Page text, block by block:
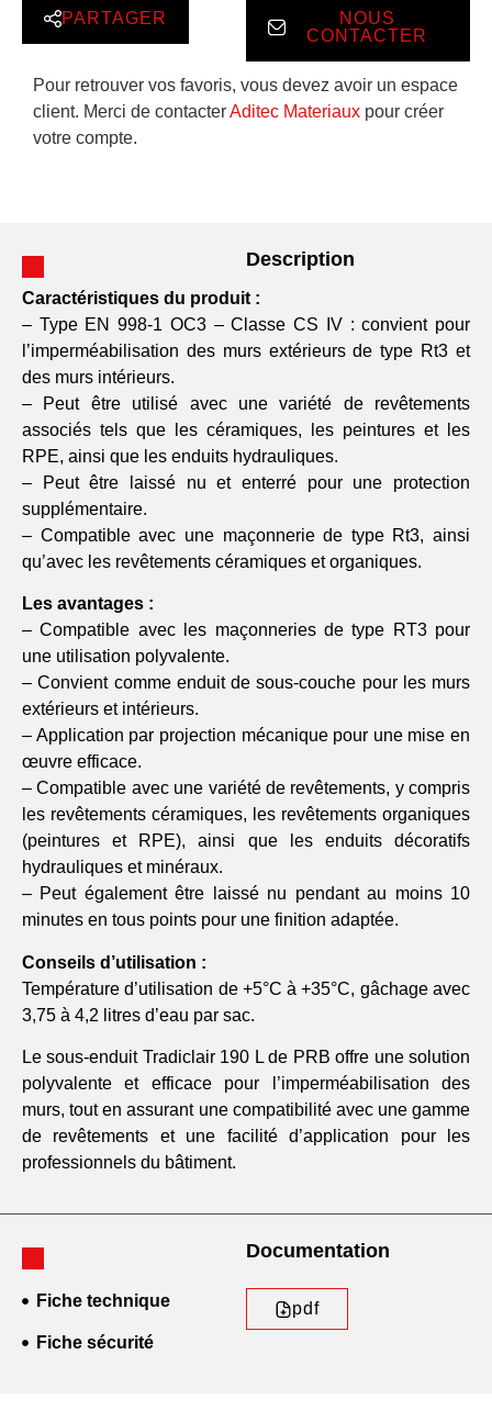
PARTAGER
NOUS
CONTACTER
Pour retrouver vos favoris, vous devez avoir un espace
client. Merci de contacterAditec Materiaux pour créer
votre compte.
Description
Caractéristiques du produit :
– Type EN 998-1 OC3 – Classe CS IV : convient pour
l’imperméabilisation des murs extérieurs de type Rt3 et
des murs intérieurs.
– Peut être utilisé avec une variété de revêtements
associés tels que les céramiques, les peintures et les
RPE, ainsi que les enduits hydrauliques.
– Peut être laissé nu et enterré pour une protection
supplémentaire.
– Compatible avec une maçonnerie de type Rt3, ainsi
qu’avec les revêtements céramiques et organiques.
Les avantages :
– Compatible avec les maçonneries de type RT3 pour
une utilisation polyvalente.
– Convient comme enduit de sous-couche pour les murs
extérieurs et intérieurs.
– Application par projection mécanique pour une mise en
œuvre efficace.
– Compatible avec une variété de revêtements, y compris
les revêtements céramiques, les revêtements organiques
(peintures et RPE), ainsi que les enduits décoratifs
hydrauliques et minéraux.
– Peut également être laissé nu pendant au moins 10
minutes en tous points pour une finition adaptée.
Conseils d’utilisation :
Température d’utilisation de +5°C à +35°C, gâchage avec
3,75 à 4,2 litres d’eau par sac.
Le sous-enduit Tradiclair 190 L de PRB offre une solution
polyvalente et efficace pour l’imperméabilisation des
murs, tout en assurant une compatibilité avec une gamme
de revêtements et une facilité d’application pour les
professionnels du bâtiment.
Documentation
Fiche technique
pdf
Fiche sécurité